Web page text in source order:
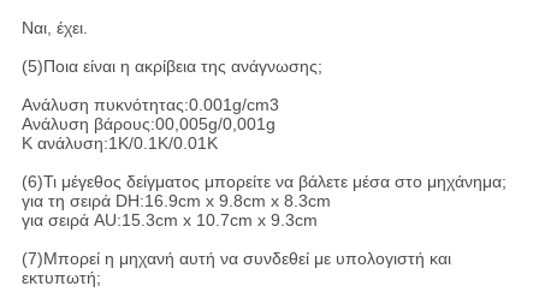
Ναι, έχει.
(5)Ποια είναι η ακρίβεια της ανάγνωσης;
Ανάλυση πυκνότητας:0.001g/cm3
Ανάλυση βάρους:00,005g/0,001g
Κ ανάλυση:1K/0.1K/0.01K
(6)Τι μέγεθος δείγματος μπορείτε να βάλετε μέσα στο μηχάνημα;
για τη σειρά DH:16.9cm x 9.8cm x 8.3cm
για σειρά AU:15.3cm x 10.7cm x 9.3cm
(7)Μπορεί η μηχανή αυτή να συνδεθεί με υπολογιστή και
εκτυπωτή;